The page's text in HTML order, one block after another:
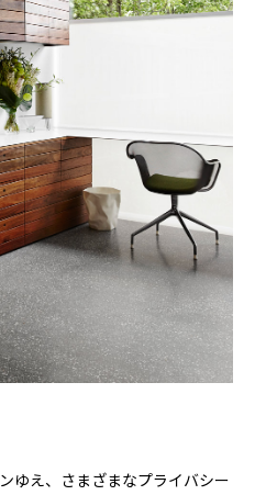
ゆえ、さまざまなプライバシー